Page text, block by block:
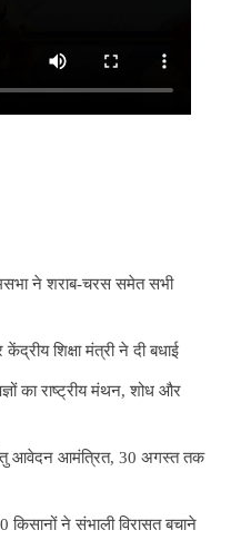
ने शराब-चरस समेत सभी
शिक्षा मंत्री ने दी बधाई
का राष्ट्रीय मंथन, शोध और
आवेदन आमंत्रित, 30 अगस्त तक
ने संभाली विरासत बचाने